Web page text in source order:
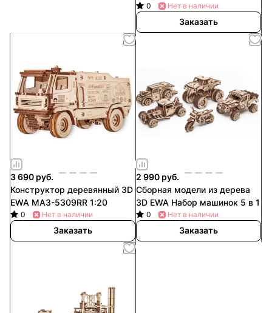
0 Нет в наличии
Заказать
3 690 руб.
Конструктор деревянный 3D
EWA МАЗ-5309RR 1:20
0 Нет в наличии
Заказать
2 990 руб.
Сборная модели из дерева
3D EWA Набор машинок 5 в 1
0 Нет в наличии
Заказать